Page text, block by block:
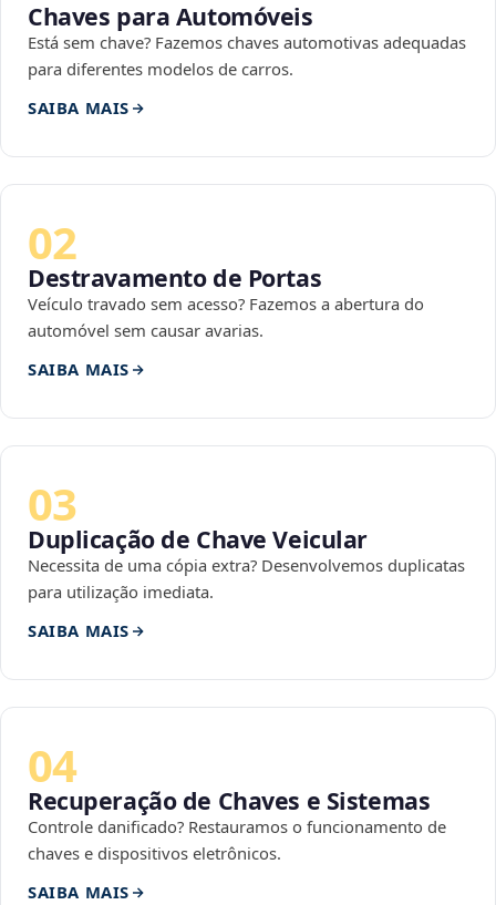
Chaves para Automóveis
Está sem chave? Fazemos chaves automotivas adequadas
para diferentes modelos de carros.
SAIBA MAIS
02
Destravamento de Portas
Veículo travado sem acesso? Fazemos a abertura do
automóvel sem causar avarias.
SAIBA MAIS
03
Duplicação de Chave Veicular
Necessita de uma cópia extra? Desenvolvemos duplicatas
para utilização imediata.
SAIBA MAIS
04
Recuperação de Chaves e Sistemas
Controle danificado? Restauramos o funcionamento de
chaves e dispositivos eletrônicos.
SAIBA MAIS